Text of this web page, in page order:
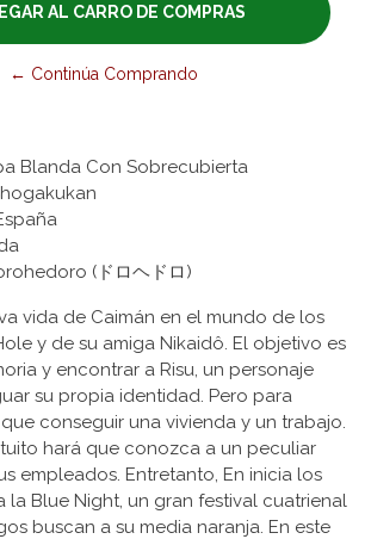
← Continúa Comprando
Blanda Con Sobrecubierta
(ドロヘドロ)
vida de Caimán en el mundo de los
y de su amiga Nikaidô. El objetivo es
y encontrar a Risu, un personaje
su propia identidad. Pero para
conseguir una vivienda y un trabajo.
hará que conozca a un peculiar
empleados. Entretanto, En inicia los
la Blue Night, un gran festival cuatrienal
buscan a su media naranja. En este